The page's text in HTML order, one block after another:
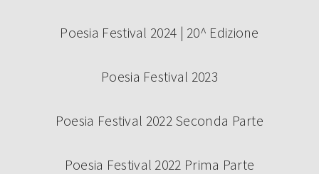
Poesia Festival 2024 | 20^ Edizione
Poesia Festival 2023
Poesia Festival 2022 Seconda Parte
Poesia Festival 2022 Prima Parte